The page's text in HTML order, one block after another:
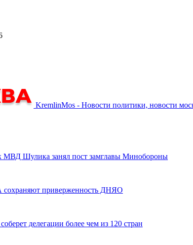
KremlinMos - Новости политики, новости
МВД Шулика занял пост замглавы Минобороны
сохраняют приверженность ДНЯО
делегации более чем из 120 стран